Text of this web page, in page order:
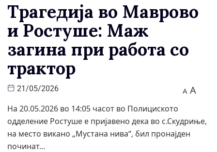
Трагедија во Маврово
и Ростуше: Маж
загина при работа со
трактор
21/05/2026 A A
На 20.05.2026 во 14:05 часот во Полициското
одделение Ростуше е пријавено дека во с.Скудриње,
на место викано „Мустана нива“, бил пронајден
починат…